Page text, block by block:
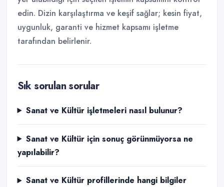
edin. Dizin karşılaştırma ve keşif sağlar; kesin fiyat,
uygunluk, garanti ve hizmet kapsamı işletme
tarafından belirlenir.
Sık sorulan sorular
Sanat ve Kültür işletmeleri nasıl bulunur?
Sanat ve Kültür için sonuç görünmüyorsa ne
yapılabilir?
Sanat ve Kültür profillerinde hangi bilgiler